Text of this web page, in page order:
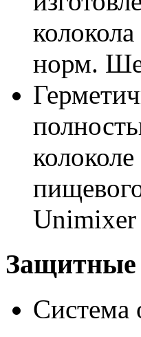
норм.
Unimixer
Защитные
Система